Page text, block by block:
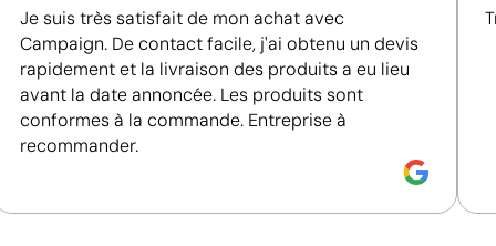
Position: poche
Size: 140x140 mm
Sérigraphie:maximum 4
couleurs
Couleurs unies intenses avec un excellent
Je suis très satisfait de mon achat avec
Campaign. De contact facile, j'ai obtenu un devis
rapidement et la livraison des produits a eu lieu
avant la date annoncée. Les produits sont
conformes à la commande. Entreprise à
recommander.